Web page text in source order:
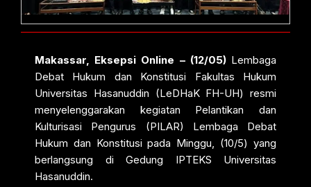
Makassar, Eksepsi Online – (12/05) Lembaga
Debat Hukum dan Konstitusi Fakultas Hukum
Universitas Hasanuddin (LeDHaK FH-UH) resmi
menyelenggarakan kegiatan Pelantikan dan
Kulturisasi Pengurus (PILAR) Lembaga Debat
Hukum dan Konstitusi pada Minggu, (10/5) yang
berlangsung di Gedung IPTEKS Universitas
Hasanuddin.